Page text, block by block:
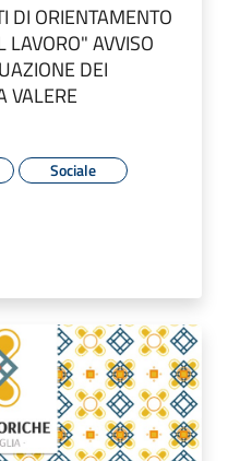
DI ORIENTAMENTO
LAVORO" AVVISO
DEI
VALERE
Sociale